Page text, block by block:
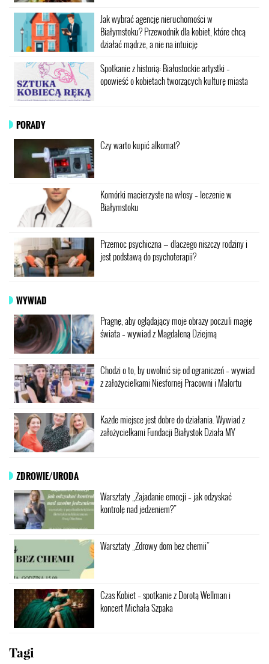
Jak wybrać agencję nieruchomości w
Białymstoku? Przewodnik dla kobiet, które chcą
działać mądrze, a nie na intuicję
Spotkanie z historią: Białostockie artystki –
opowieść o kobietach tworzących kulturę miasta
PORADY
Czy warto kupić alkomat?
Komórki macierzyste na włosy – leczenie w
Białymstoku
Przemoc psychiczna — dlaczego niszczy rodziny i
jest podstawą do psychoterapii?
WYWIAD
Pragnę, aby oglądający moje obrazy poczuli magię
świata – wywiad z Magdaleną Dziejmą
Chodzi o to, by uwolnić się od ograniczeń – wywiad
z założycielkami Niesfornej Pracowni i Malortu
Każde miejsce jest dobre do działania. Wywiad z
założycielkami Fundacji Białystok Działa MY
ZDROWIE/URODA
Warsztaty „Zajadanie emocji – jak odzyskać
kontrolę nad jedzeniem?”
Warsztaty „Zdrowy dom bez chemii”
Czas Kobiet – spotkanie z Dorotą Wellman i
koncert Michała Szpaka
Tagi